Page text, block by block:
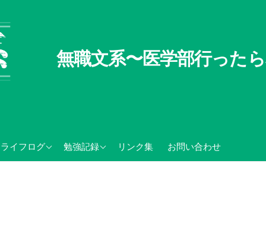
無職文系〜医学部行った
ライフログ
無職文系100の懸念勉強記録
TOEIC関連記録リンク集 お問い合わせ